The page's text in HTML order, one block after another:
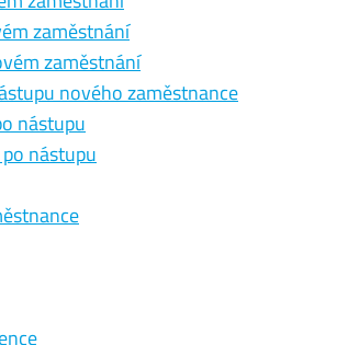
zaměstnání
zaměstnání
nového zaměstnance
nástupu
nástupu